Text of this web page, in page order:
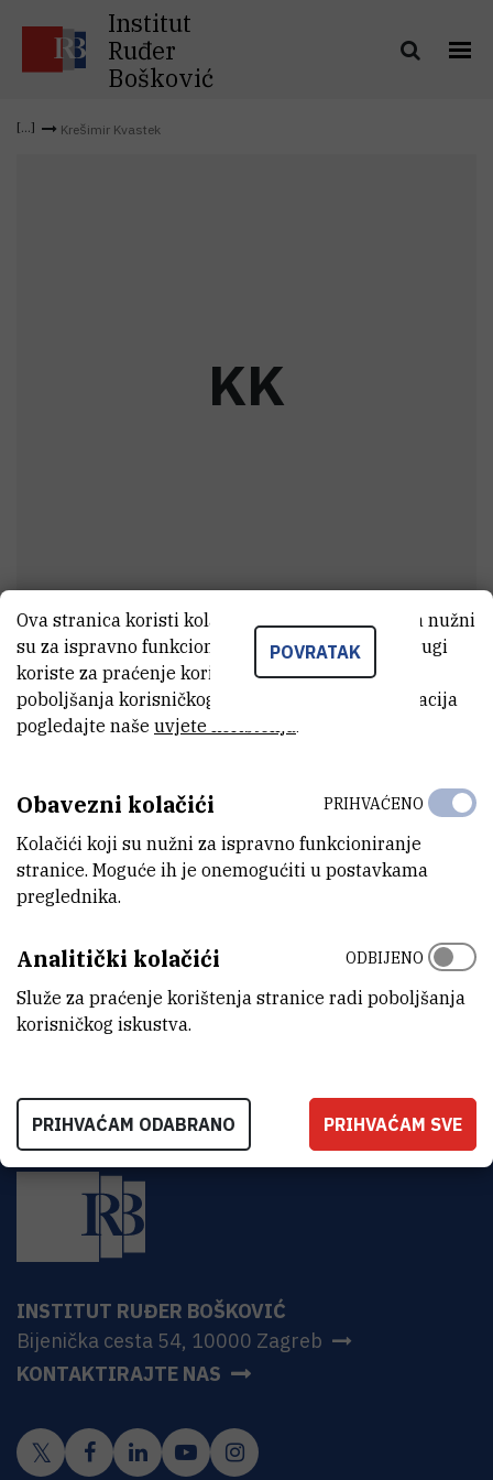
Institut
Ruđer
Bošković
Krešimir Kvastek
KK
dr. sc.Krešimir Kvastek
Vanjski suradnik
E-MAIL
kvastek@irb.hr
ZAVOD
Zavod za istraživanje mora i okoliša
Institut Ruđer Bošković
HR-10000 Zagreb
INSTITUT RUĐER BOŠKOVIĆ
Bijenička cesta 54, 10000 Zagreb
KONTAKTIRAJTE NAS
POVRATAK
Ova stranica koristi kolačiće. Neki od tih kolačića nužni
su za ispravno funkcioniranje stranice, dok se drugi
koriste za praćenje korištenja stranice radi
poboljšanja korisničkog iskustva. Za više informacija
pogledajte naše uvjete korištenja.
Obavezni kolačići
Kolačići koji su nužni za ispravno funkcioniranje
stranice. Moguće ih je onemogućiti u postavkama
preglednika.
PRIHVAĆENO
Analitički kolačići
Služe za praćenje korištenja stranice radi poboljšanja
korisničkog iskustva.
ODBIJENO
PRIHVAĆAM ODABRANO PRIHVAĆAM SVE